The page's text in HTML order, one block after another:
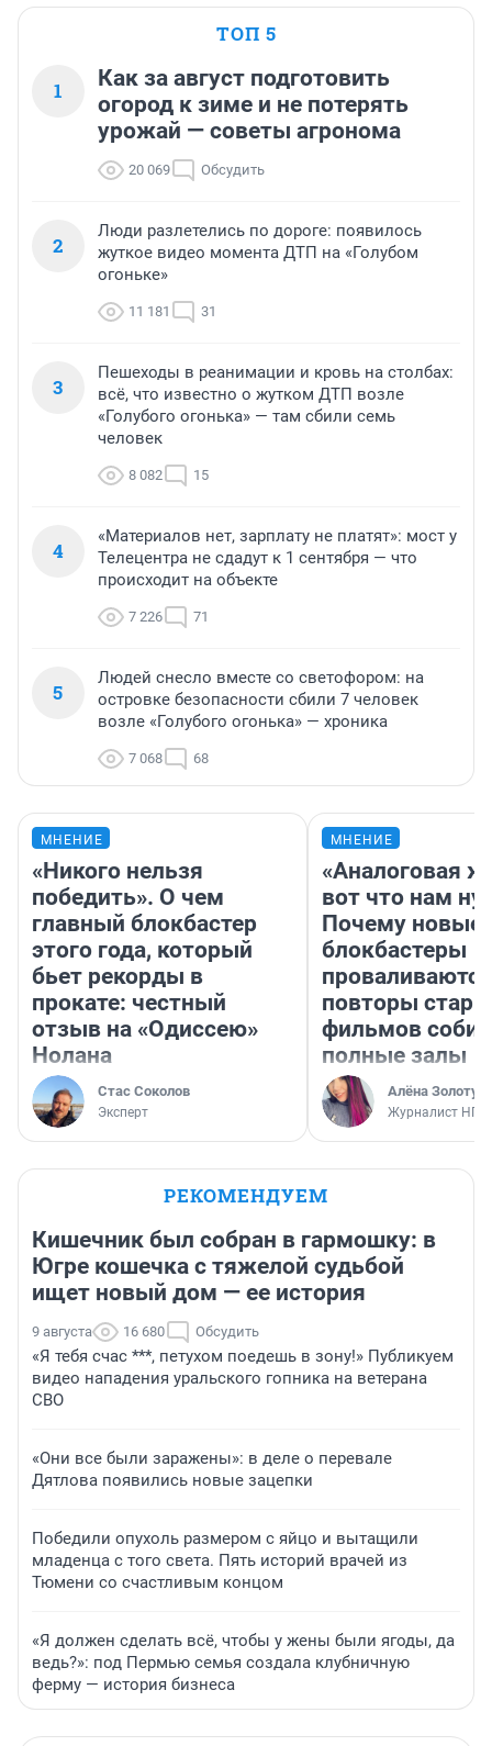
ТОП 5
1
Как за август подготовить
огород к зиме и не потерять
урожай — советы агронома
20 069 Обсудить
2
Люди разлетелись по дороге: появилось
жуткое видео момента ДТП на «Голубом
огоньке»
11 181 31
3
Пешеходы в реанимации и кровь на столбах:
всё, что известно о жутком ДТП возле
«Голубого огонька» — там сбили семь
человек
8 082 15
4
«Материалов нет, зарплату не платят»: мост у
Телецентра не сдадут к 1 сентября — что
происходит на объекте
7 226 71
5
Людей снесло вместе со светофором: на
островке безопасности сбили 7 человек
возле «Голубого огонька» — хроника
7 068 68
МНЕНИЕ
«Никого нельзя
победить». О чем
главный блокбастер
этого года, который
бьет рекорды в
прокате: честный
отзыв на «Одиссею»
Нолана
Стас Соколов
Эксперт
МНЕНИЕ
«Аналоговая
вот что нам
Почему новые
блокбастеры
повторы
фильмов
полные залы
Алёна
Журналист НГС
РЕКОМЕНДУЕМ
Кишечник был собран в гармошку: в
Югре кошечка с тяжелой судьбой
ищет новый дом — ее история
9 августа 16 680 Обсудить
«Я тебя счас ***, петухом поедешь в зону!» Публикуем
видео нападения уральского гопника на ветерана
СВО
«Они все были заражены»: в деле о перевале
Дятлова появились новые зацепки
Победили опухоль размером с яйцо и вытащили
младенца с того света. Пять историй врачей из
Тюмени со счастливым концом
«Я должен сделать всё, чтобы у жены были ягоды, да
ведь?»: под Пермью семья создала клубничную
ферму — история бизнеса